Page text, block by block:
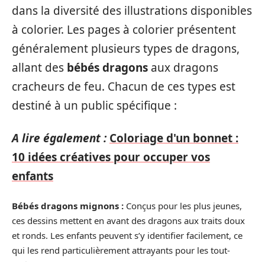
dans la diversité des illustrations disponibles
à colorier. Les pages à colorier présentent
généralement plusieurs types de dragons,
allant des bébés dragons aux dragons
cracheurs de feu. Chacun de ces types est
destiné à un public spécifique :
A lire également : Coloriage d'un bonnet :
10 idées créatives pour occuper vos
enfants
Bébés dragons mignons : Conçus pour les plus jeunes,
ces dessins mettent en avant des dragons aux traits doux
et ronds. Les enfants peuvent s’y identifier facilement, ce
qui les rend particulièrement attrayants pour les tout-